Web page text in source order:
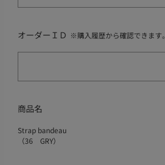
オーダーＩＤ ※購入履歴から確認できます。
商品名
Strap bandeau
（36 GRY）